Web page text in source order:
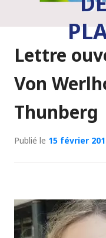
Lettre
Von
Thunberg
Publié le 15 février